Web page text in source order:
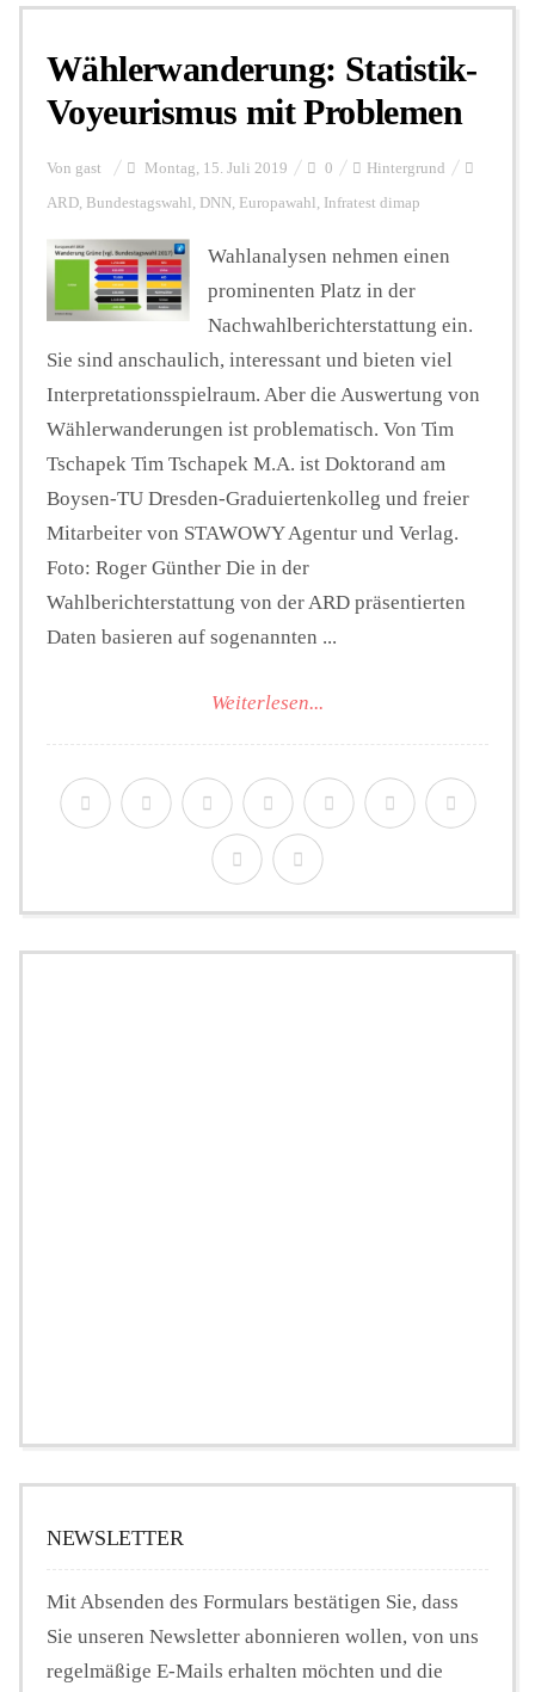
Personalien
Hintergrund
FUNKTURM-Beiträge
Podcast
Seminare
Unterstützen
Wählerwanderung: Statistik-
Voyeurismus mit Problemen
Von gast Montag, 15. Juli 2019 0 Hintergrund
ARD, Bundestagswahl , DNN, Europawahl , Infratest dimap
Wahlanalysen nehmen einen
prominenten Platz in der
Nachwahlberichterstattung ein.
Sie sind anschaulich, interessant und bieten viel
Interpretationsspielraum. Aber die Auswertung von
Wählerwanderungen ist problematisch. Von Tim
Tschapek Tim Tschapek M.A. ist Doktorand am
Boysen-TU Dresden-Graduiertenkolleg und freier
Mitarbeiter von STAWOWY Agentur und Verlag.
Foto: Roger Günther Die in der
Wahlberichterstattung von der ARD präsentierten
Daten basieren auf sogenannten ...
Weiterlesen...
NEWSLETTER
Mit Absenden des Formulars bestätigen Sie, dass
Sie unseren Newsletter abonnieren wollen, von uns
regelmäßige E-Mails erhalten möchten und die